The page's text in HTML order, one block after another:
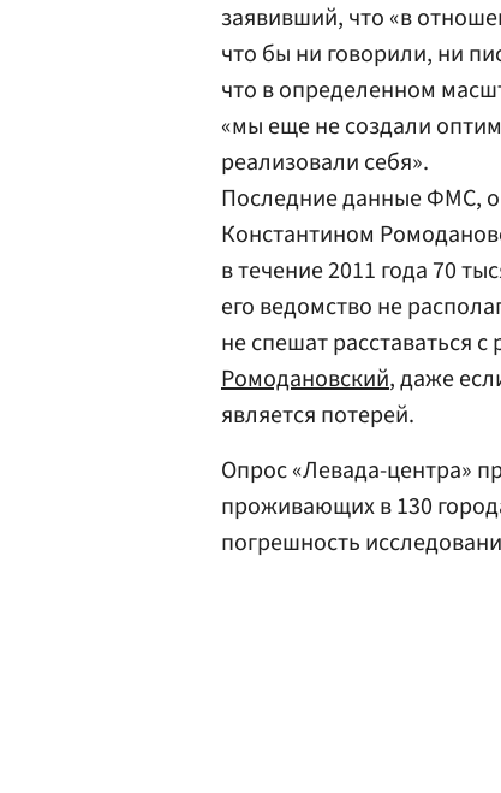
заявивший, что «в
что бы ни говорили, ни
что в определенном
«мы еще не создали
реализовали себя».
Последние данные ФМС,
Константином
в течение 2011 года 70
его ведомство не
не спешат расставаться
Ромодановский, даже
является потерей.
Опрос «Левада-центра»
проживающих в 130
погрешность